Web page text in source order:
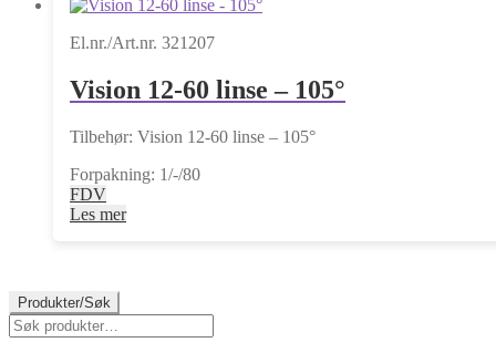
El.nr./Art.nr. 321207
Vision 12-60 linse – 105°
Tilbehør: Vision 12-60 linse – 105°
Forpakning: 1/-/80
FDV
Les mer
Produkter/Søk
Søk
etter: